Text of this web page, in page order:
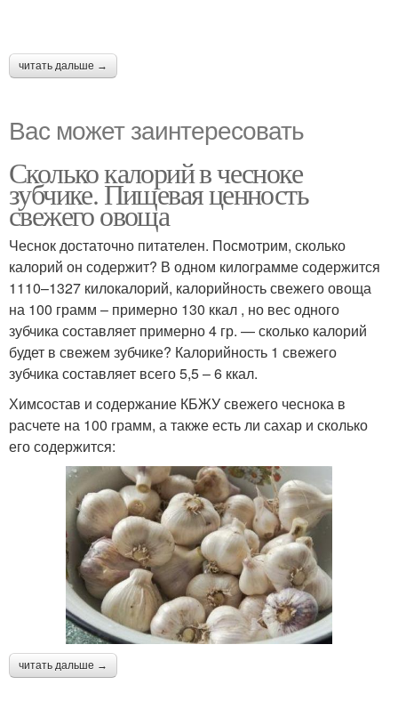
читать дальше →
Вас может заинтересовать
Сколько калорий в чесноке
зубчике. Пищевая ценность
свежего овоща
Чеснок достаточно питателен. Посмотрим, сколько
калорий он содержит? В одном килограмме содержится
1110–1327 килокалорий, калорийность свежего овоща
на 100 грамм – примерно 130 ккал , но вес одного
зубчика составляет примерно 4 гр. — сколько калорий
будет в свежем зубчике? Калорийность 1 свежего
зубчика составляет всего 5,5 – 6 ккал.
Химсостав и содержание КБЖУ свежего чеснока в
расчете на 100 грамм, а также есть ли сахар и сколько
его содержится:
читать дальше →